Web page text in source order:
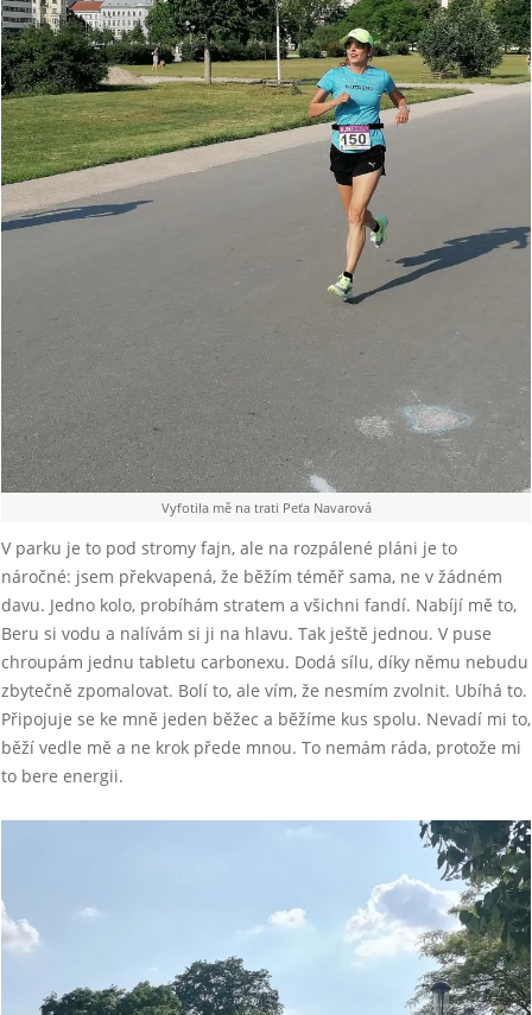
Vyfotila mě na trati Peťa Navarová
V parku je to pod stromy fajn, ale na rozpálené pláni je to
náročné: jsem překvapená, že běžím téměř sama, ne v žádném
davu. Jedno kolo, probíhám stratem a všichni fandí. Nabíjí mě to,
Beru si vodu a nalívám si ji na hlavu. Tak ještě jednou. V puse
chroupám jednu tabletu carbonexu. Dodá sílu, díky němu nebudu
zbytečně zpomalovat. Bolí to, ale vím, že nesmím zvolnit. Ubíhá to.
Připojuje se ke mně jeden běžec a běžíme kus spolu. Nevadí mi to,
běží vedle mě a ne krok přede mnou. To nemám ráda, protože mi
to bere energii.